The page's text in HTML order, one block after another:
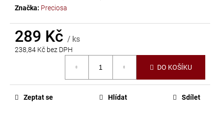
Značka: Preciosa
289 Kč / ks
238,84 Kč bez DPH
DO KOŠÍKU
Zeptat se Hlídat Sdílet
p
u
e
m